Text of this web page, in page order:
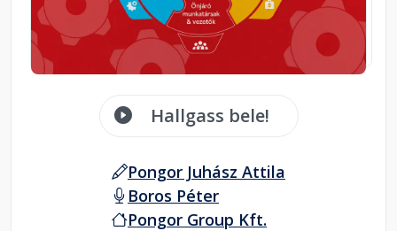
Hallgass bele!
Pongor Juhász Attila
Boros Péter
Pongor Group Kft.